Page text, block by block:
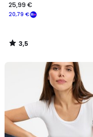
20,79 €
25,99 €
3,5
/